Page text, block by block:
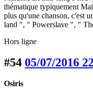
thématique typiquement
plus qu'une chanson, c'est
land ", " Powerslave ", "
Hors ligne
#54 05/07/2016
Osiris